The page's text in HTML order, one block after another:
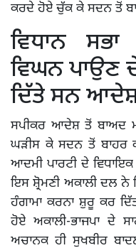
ਕਰਦੇ ਹੋਏ ਚੁੱਕ ਕੇ ਸਦਨ ਤੋਂ
ਵਿਧਾਨ
ਵਿਘਨ ਪਾਉਣ
ਦਿੱਤੇ ਸਨ
ਸਪੀਕਰ ਆਦੇਸ਼ ਤੋਂ ਬਾਅਦ
ਘੜੀਸ ਕੇ ਸਦਨ ਤੋਂ
ਆਦਮੀ ਪਾਰਟੀ ਦੇ
ਇਸ ਸ਼੍ਰੋਮਣੀ ਅਕਾਲੀ ਦਲ
ਹੰਗਾਮਾ ਕਰਨਾ ਸ਼ੁਰੂ ਕਰ
ਹੋਏ ਅਕਾਲੀ-ਭਾਜਪਾ ਦੇ
ਅਚਾਨਕ ਹੀ ਸੁਖਬੀਰ